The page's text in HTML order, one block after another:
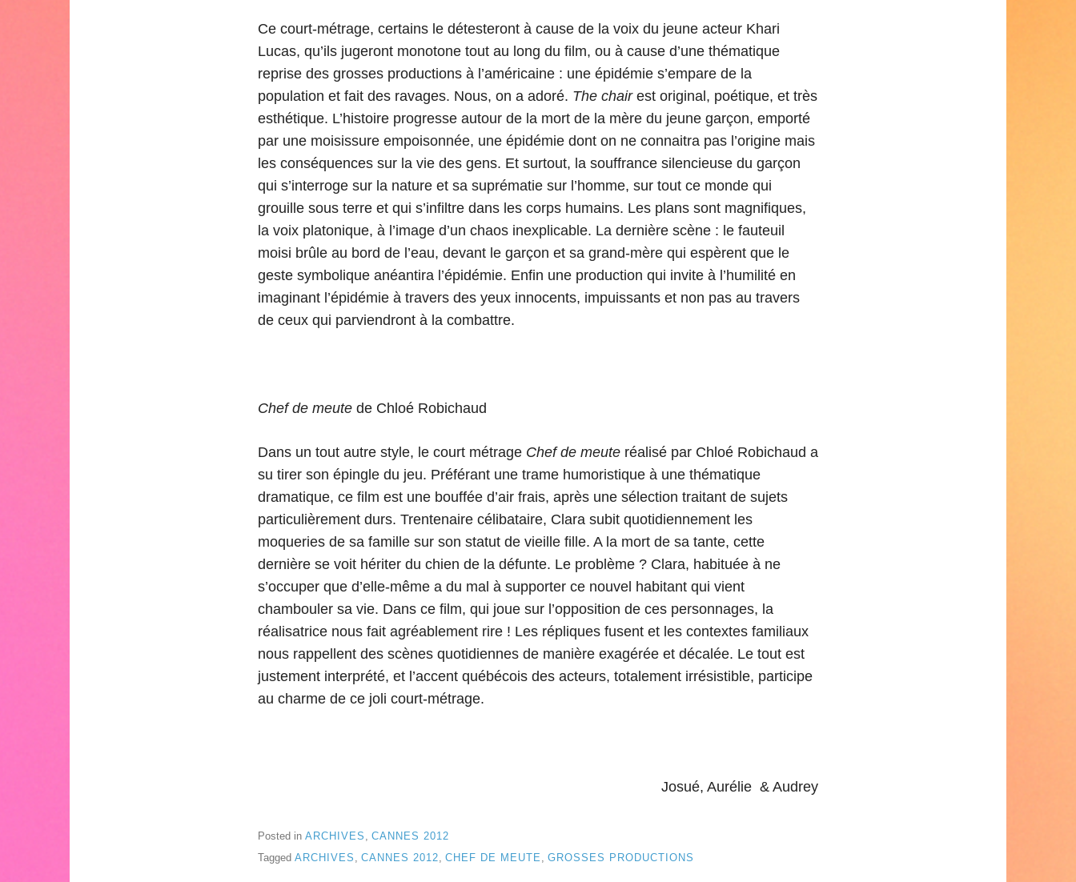
Ce court-métrage, certains le détesteront à cause de la voix du jeune acteur Khari
Lucas, qu’ils jugeront monotone tout au long du film, ou à cause d’une thématique
reprise des grosses productions à l’américaine : une épidémie s’empare de la
population et fait des ravages. Nous, on a adoré. The chairest original, poétique, et très
esthétique. L’histoire progresse autour de la mort de la mère du jeune garçon, emporté
par une moisissure empoisonnée, une épidémie dont on ne connaitra pas l’origine mais
les conséquences sur la vie des gens. Et surtout, la souffrance silencieuse du garçon
qui s’interroge sur la nature et sa suprématie sur l’homme, sur tout ce monde qui
grouille sous terre et qui s’infiltre dans les corps humains. Les plans sont magnifiques,
la voix platonique, à l’image d’un chaos inexplicable. La dernière scène : le fauteuil
moisi brûle au bord de l’eau, devant le garçon et sa grand-mère qui espèrent que le
geste symbolique anéantira l’épidémie. Enfin une production qui invite à l’humilité en
imaginant l’épidémie à travers des yeux innocents, impuissants et non pas au travers
de ceux qui parviendront à la combattre.
Chef de meute de Chloé Robichaud
Dans un tout autre style, le court métrage Chef de meute réalisé par Chloé Robichaud a
su tirer son épingle du jeu. Préférant une trame humoristique à une thématique
dramatique, ce film est une bouffée d’air frais, après une sélection traitant de sujets
particulièrement durs. Trentenaire célibataire, Clara subit quotidiennement les
moqueries de sa famille sur son statut de vieille fille. A la mort de sa tante, cette
dernière se voit hériter du chien de la défunte. Le problème ? Clara, habituée à ne
s’occuper que d’elle-même a du mal à supporter ce nouvel habitant qui vient
chambouler sa vie. Dans ce film, qui joue sur l’opposition de ces personnages, la
réalisatrice nous fait agréablement rire ! Les répliques fusent et les contextes familiaux
nous rappellent des scènes quotidiennes de manière exagérée et décalée. Le tout est
justement interprété, et l’accent québécois des acteurs, totalement irrésistible, participe
au charme de ce joli court-métrage.
Josué, Aurélie & Audrey
Posted in ARCHIVES , CANNES 2012
Tagged ARCHIVES CANNES 2012 CHEF DE MEUTE GROSSES PRODUCTIONS